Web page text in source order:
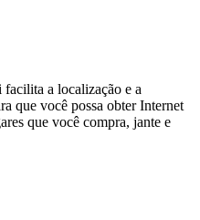
a localização e a
que você possa obter Internet
que você compra, jante e